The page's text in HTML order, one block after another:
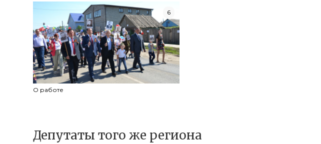
6
О работе
Депутаты того же региона